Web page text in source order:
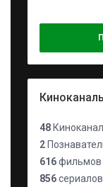
48
2
616фильмов
856сериалов